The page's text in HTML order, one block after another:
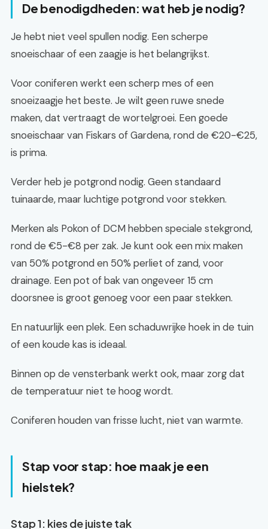
De benodigdheden: wat heb je nodig?
Je hebt niet veel spullen nodig. Een scherpe
snoeischaar of een zaagje is het belangrijkst.
Voor coniferen werkt een scherp mes of een
snoeizaagje het beste. Je wilt geen ruwe snede
maken, dat vertraagt de wortelgroei. Een goede
snoeischaar van Fiskars of Gardena, rond de €20-€25,
is prima.
Verder heb je potgrond nodig. Geen standaard
tuinaarde, maar luchtige potgrond voor stekken.
Merken als Pokon of DCM hebben speciale stekgrond,
rond de €5-€8 per zak. Je kunt ook een mix maken
van 50% potgrond en 50% perliet of zand, voor
drainage. Een pot of bak van ongeveer 15 cm
doorsnee is groot genoeg voor een paar stekken.
En natuurlijk een plek. Een schaduwrijke hoek in de tuin
of een koude kas is ideaal.
Binnen op de vensterbank werkt ook, maar zorg dat
de temperatuur niet te hoog wordt.
Coniferen houden van frisse lucht, niet van warmte.
Stap voor stap: hoe maak je een
hielstek?
Stap 1: kies de juiste tak